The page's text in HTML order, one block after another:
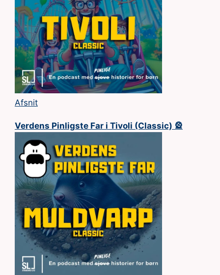
Afsnit
Verdens Pinligste Far i Tivoli (Classic) 🎡